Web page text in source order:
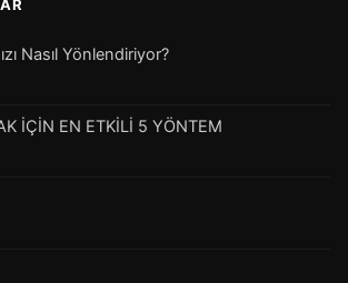
Nasıl Yönlendiriyor?
İÇİN EN ETKİLİ 5 YÖNTEM